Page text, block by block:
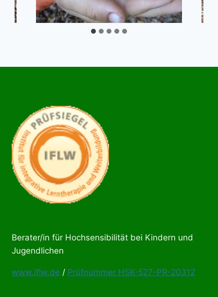
Berater/in für Hochsensibilität bei Kindern und
Jugendlichen
www.iflw.de / Prüfnummer HSK-527-PR-20312